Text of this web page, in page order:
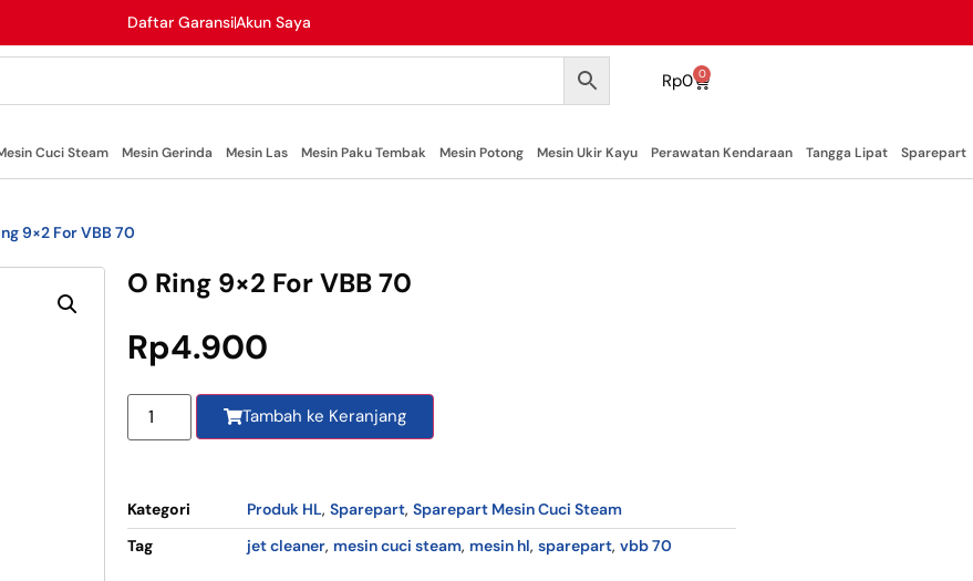
Daftar GaransiAkun Saya
Rp0 0
Cuci Steam Mesin Gerinda Mesin Las Mesin Paku Tembak Mesin Potong Mesin Ukir Kayu Perawatan Kendaraan Tangga Lipat Sparepart
9×2 For VBB 70
O Ring 9×2 For VBB 70
Rp4.900
Tambah ke Keranjang
Kategori Produk HL, Sparepart, Sparepart Mesin Cuci Steam
Tag
jet cleaner, mesin cuci steam, mesin hl, sparepart, vbb 70